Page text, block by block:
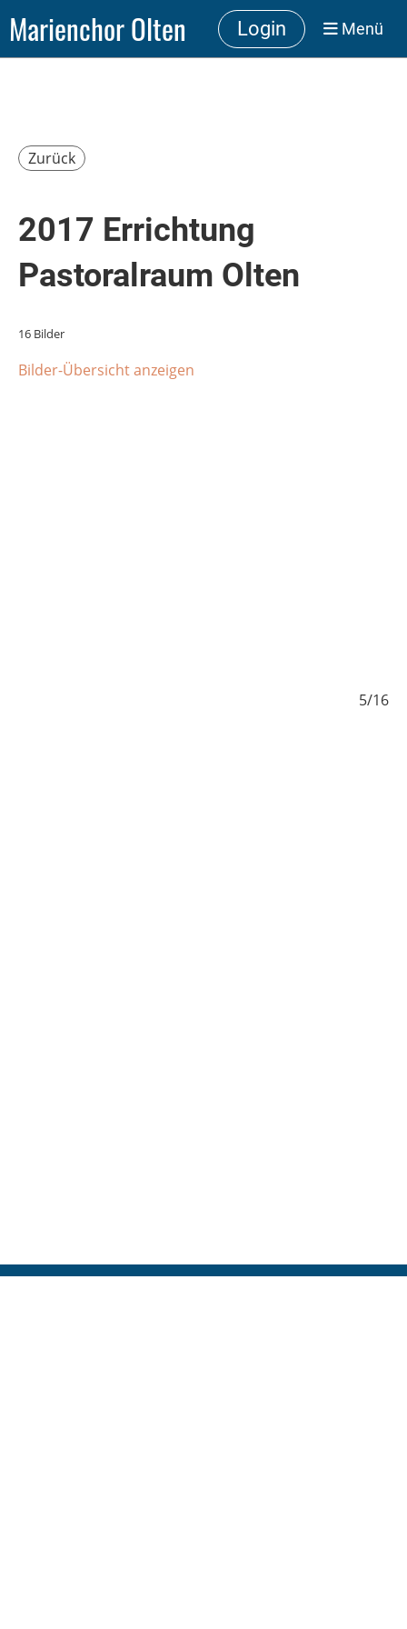
Marienchor Olten Login Menü
Zurück
2017 Errichtung
Pastoralraum Olten
16 Bilder
Bilder-Übersicht anzeigen
5/16